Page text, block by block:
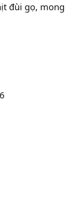
đùi gọ, mong